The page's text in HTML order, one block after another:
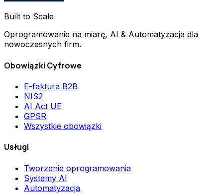
Built to Scale
Oprogramowanie na miarę, AI & Automatyzacja dla
nowoczesnych firm.
Obowiązki Cyfrowe
E-faktura B2B
NIS2
AI Act UE
GPSR
Wszystkie obowiązki
Usługi
Tworzenie oprogramowania
Systemy AI
Automatyzacja